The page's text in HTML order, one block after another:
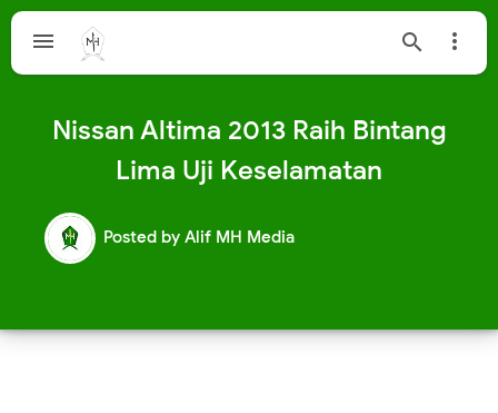
  
Nissan Altima 2013 Raih Bintang
Lima Uji Keselamatan
Posted by Alif MH Media